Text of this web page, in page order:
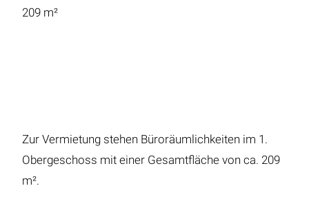
209 m²
Zur Vermietung stehen Büroräumlichkeiten im 1.
Obergeschoss mit einer Gesamtfläche von ca. 209
m².